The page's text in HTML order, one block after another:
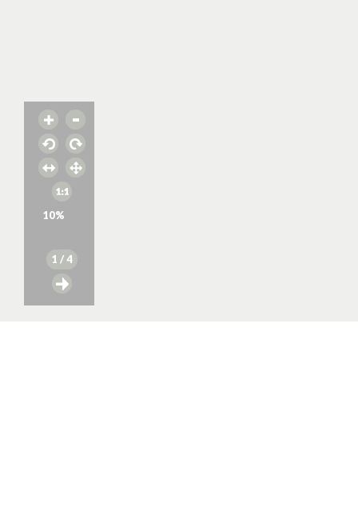
10%
1 / 4